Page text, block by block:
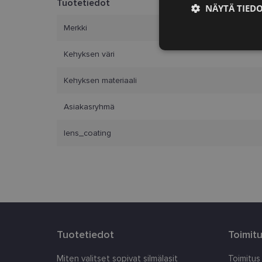
Tuotetiedot
Merkki
Kehyksen väri
Kehyksen materiaali
Asiakasryhmä
lens_coating
Tuotetiedot
Miten valitset sopivat silmälasit Toimitus
NÄYTÄ
country_ok